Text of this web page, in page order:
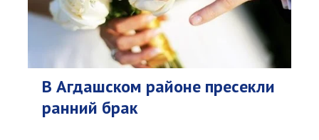
В Агдашском районе пресекли
ранний брак